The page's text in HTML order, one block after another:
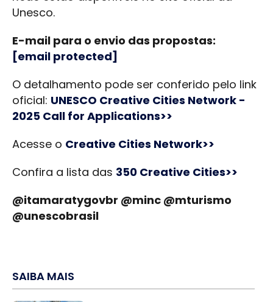
Unesco.
E-mail para o envio das propostas:
[email protected]
O detalhamento pode ser conferido pelo link
oficial: UNESCO Creative Cities Network -
2025 Call for Applications>>
Acesse o Creative Cities Network>>
Confira a lista das 350 Creative Cities>>
@itamaratygovbr @minc @mturismo
@unescobrasil
SAIBA MAIS